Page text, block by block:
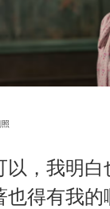
以，我明白
得有我的